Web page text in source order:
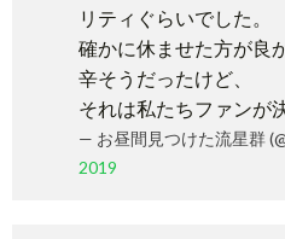
リティぐらいでした。
確かに休ませた方が良
辛そうだったけど、
それは私たちファンが
— お昼間見つけた流星群
2019